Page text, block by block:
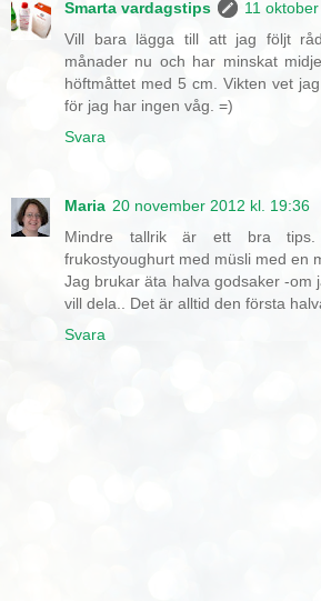
Smarta vardagstips
11
Vill bara lägga till att jag följt
månader nu och har minskat
höftmåttet med 5 cm. Vikten vet
för jag har ingen våg. =)
Svara
Maria 20 november 2012 kl. 19:36
Mindre tallrik är ett bra
frukostyoughurt med müsli med en
Jag brukar äta halva godsaker -om
vill dela.. Det är alltid den första
Svara